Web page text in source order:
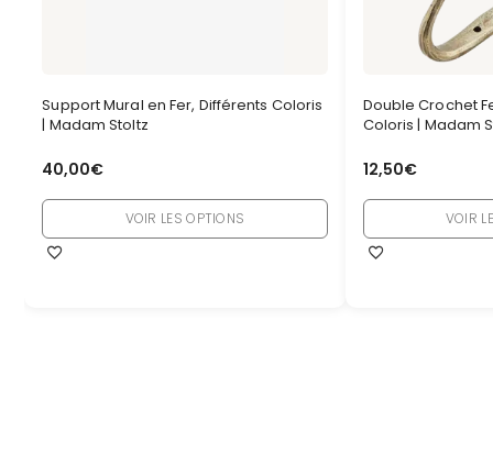
Support Mural en Fer, Différents Coloris
| Madam Stoltz
40,00€
VOIR LES OPTIONS
Double Crochet
Coloris | Madam
12,50€
VOIR